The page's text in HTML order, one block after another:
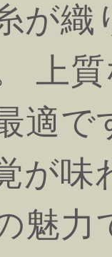
が
上
適
が味
魅力